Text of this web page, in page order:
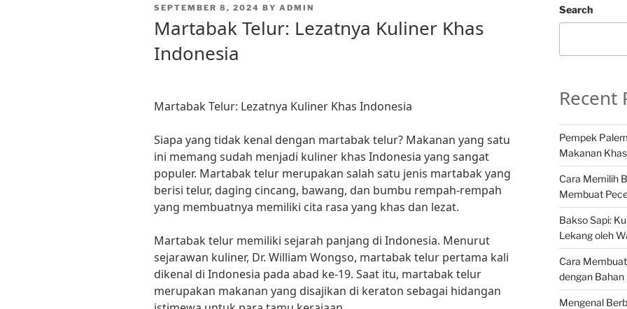
POSTED
SEPTEMBER 8, 2024 BY ADMIN
Martabak Telur: Lezatnya Kuliner Khas
Indonesia
Martabak Telur: Lezatnya Kuliner Khas Indonesia
Siapa yang tidak kenal dengan martabak telur? Makanan yang satu
ini memang sudah menjadi kuliner khas Indonesia yang sangat
populer. Martabak telur merupakan salah satu jenis martabak yang
berisi telur, daging cincang, bawang, dan bumbu rempah-rempah
yang membuatnya memiliki cita rasa yang khas dan lezat.
Martabak telur memiliki sejarah panjang di Indonesia. Menurut
sejarawan kuliner, Dr. William Wongso, martabak telur pertama kali
dikenal di Indonesia pada abad ke-19. Saat itu, martabak telur
merupakan makanan yang disajikan di keraton sebagai hidangan
Search
Recent
Pempek
Makanan
Cara Memilih
Membuat
Bakso Sapi:
Lekang oleh
Cara
dengan Bahan
Mengenal